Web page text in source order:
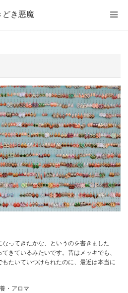
どき悪魔
ってきたかな、というのを書きました
きているみたいです。昔はメッキでも、
たいていつけられたのに、最近は本当に
・アロマ